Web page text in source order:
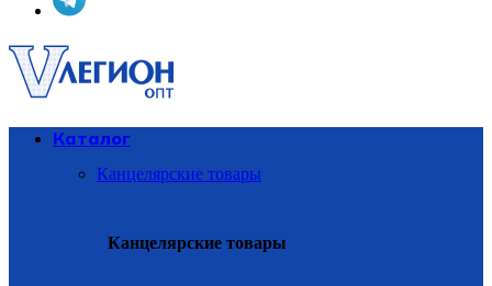
Каталог
Канцелярские товары
Канцелярские товары